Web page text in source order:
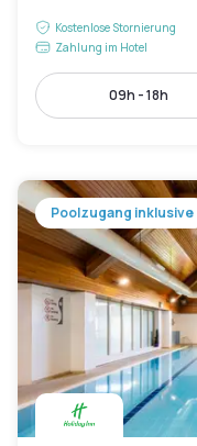
Kostenlose Stornierung
Zahlung im Hotel
09h - 18h
Poolzugang inklusive